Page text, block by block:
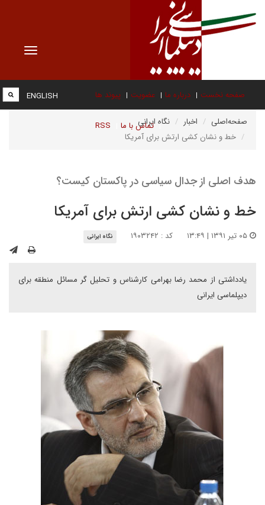
Toggle
صفحه نخست درباره ما عضویت پیوند ها
تماس با ما RSS
ENGLISH
صفحه‌اصلی اخبار
نگاه ایرانی
خط و نشان کشی ارتش برای آمریکا
هدف اصلی از جدال سیاسی در پاکستان کیست؟
خط و نشان کشی ارتش برای آمریکا
کد : ۱۹۰۳۲۴۲ نگاه ایرانی
یادداشتی از محمد رضا بهرامی کارشناس و تحلیل گر مسائل منطقه برای
دیپلماسی ایرانی